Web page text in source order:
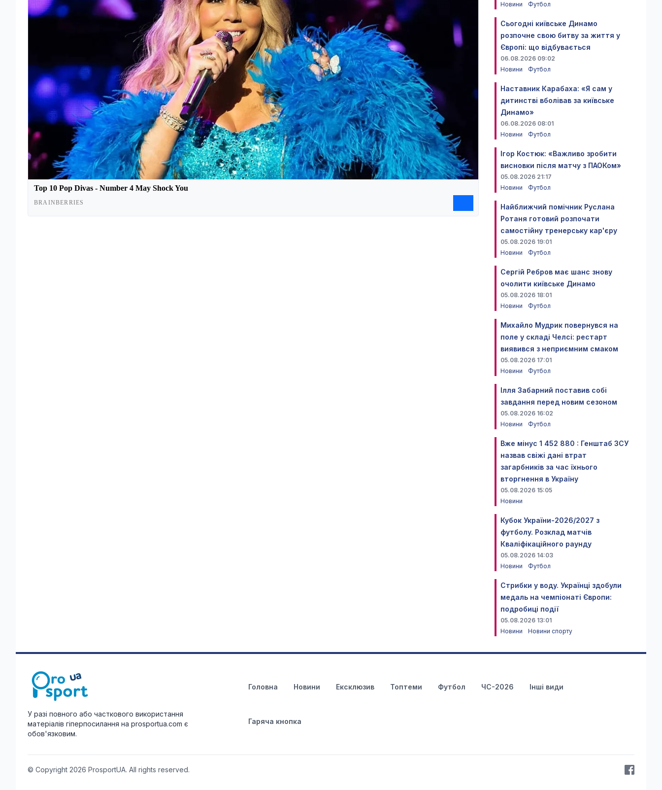
Новини
Футбол
Сьогодні київське Динамо
розпочне свою битву за життя у
Європі: що відбувається
06.08.2026 09:02
Новини
Футбол
Наставник Карабаха: «Я сам у
дитинстві вболівав за київське
Динамо»
06.08.2026 08:01
Новини
Футбол
Ігор Костюк: «Важливо зробити
висновки після матчу з ПАОКом»
05.08.2026 21:17
Новини
Футбол
Найближчий помічник Руслана
Ротаня готовий розпочати
самостійну тренерську кар'єру
05.08.2026 19:01
Новини
Футбол
Сергій Ребров має шанс знову
очолити київське Динамо
05.08.2026 18:01
Новини
Футбол
Михайло Мудрик повернувся на
поле у складі Челсі: рестарт
виявився з неприємним смаком
05.08.2026 17:01
Новини
Футбол
Ілля Забарний поставив собі
завдання перед новим сезоном
05.08.2026 16:02
Новини
Футбол
Вже мінус 1 452 880 : Генштаб ЗСУ
назвав свіжі дані втрат
загарбників за час їхнього
вторгнення в Україну
05.08.2026 15:05
Новини
Кубок України-2026/2027 з
футболу. Розклад матчів
Кваліфікаційного раунду
05.08.2026 14:03
Новини
Футбол
Стрибки у воду. Українці здобули
медаль на чемпіонаті Європи:
подробиці події
05.08.2026 13:01
Новини
Новини спорту
У разі повного або часткового використання
матеріалів гіперпосилання на prosportua.com є
обов'язковим.
Головна Новини Ексклюзив Топтеми Футбол ЧС-2026 Інші види
Гаряча кнопка
© Copyright 2026 ProsportUA. All rights reserved.